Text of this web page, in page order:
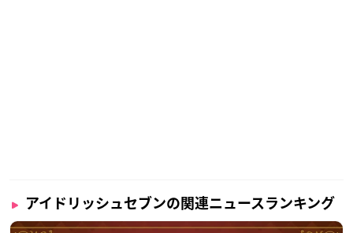
アイドリッシュセブンの関連ニュースランキング